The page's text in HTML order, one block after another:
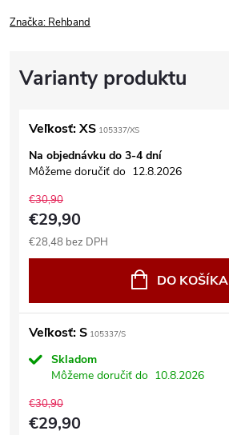
Značka: Rehband
Veľkosť: XS 105337/XS
Na objednávku do 3-4 dní
Môžeme doručiť do 12.8.2026
€30,90
€29,90
€28,48 bez DPH
DO KOŠÍKA
Veľkosť: S 105337/S
Skladom
Môžeme doručiť do 10.8.2026
€30,90
€29,90